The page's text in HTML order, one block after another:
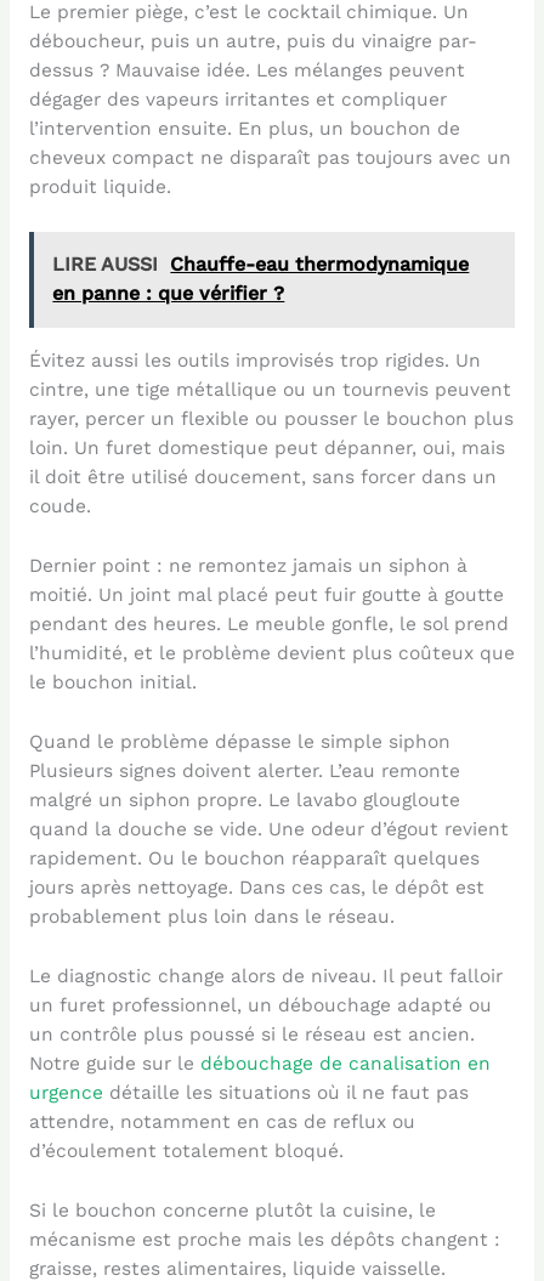
Le premier piège, c’est le cocktail chimique. Un
déboucheur, puis un autre, puis du vinaigre par-
dessus ? Mauvaise idée. Les mélanges peuvent
dégager des vapeurs irritantes et compliquer
l’intervention ensuite. En plus, un bouchon de
cheveux compact ne disparaît pas toujours avec un
produit liquide.
LIRE AUSSI
Chauffe-eau thermodynamique
en panne : que vérifier ?
Évitez aussi les outils improvisés trop rigides. Un
cintre, une tige métallique ou un tournevis peuvent
rayer, percer un flexible ou pousser le bouchon plus
loin. Un furet domestique peut dépanner, oui, mais
il doit être utilisé doucement, sans forcer dans un
coude.
Dernier point : ne remontez jamais un siphon à
moitié. Un joint mal placé peut fuir goutte à goutte
pendant des heures. Le meuble gonfle, le sol prend
l’humidité, et le problème devient plus coûteux que
le bouchon initial.
Quand le problème dépasse le simple siphon
Plusieurs signes doivent alerter. L’eau remonte
malgré un siphon propre. Le lavabo glougloute
quand la douche se vide. Une odeur d’égout revient
rapidement. Ou le bouchon réapparaît quelques
jours après nettoyage. Dans ces cas, le dépôt est
probablement plus loin dans le réseau.
Le diagnostic change alors de niveau. Il peut falloir
un furet professionnel, un débouchage adapté ou
un contrôle plus poussé si le réseau est ancien.
Notre guide sur le débouchage de canalisation en
urgence détaille les situations où il ne faut pas
attendre, notamment en cas de reflux ou
d’écoulement totalement bloqué.
Si le bouchon concerne plutôt la cuisine, le
mécanisme est proche mais les dépôts changent :
graisse, restes alimentaires, liquide vaisselle.